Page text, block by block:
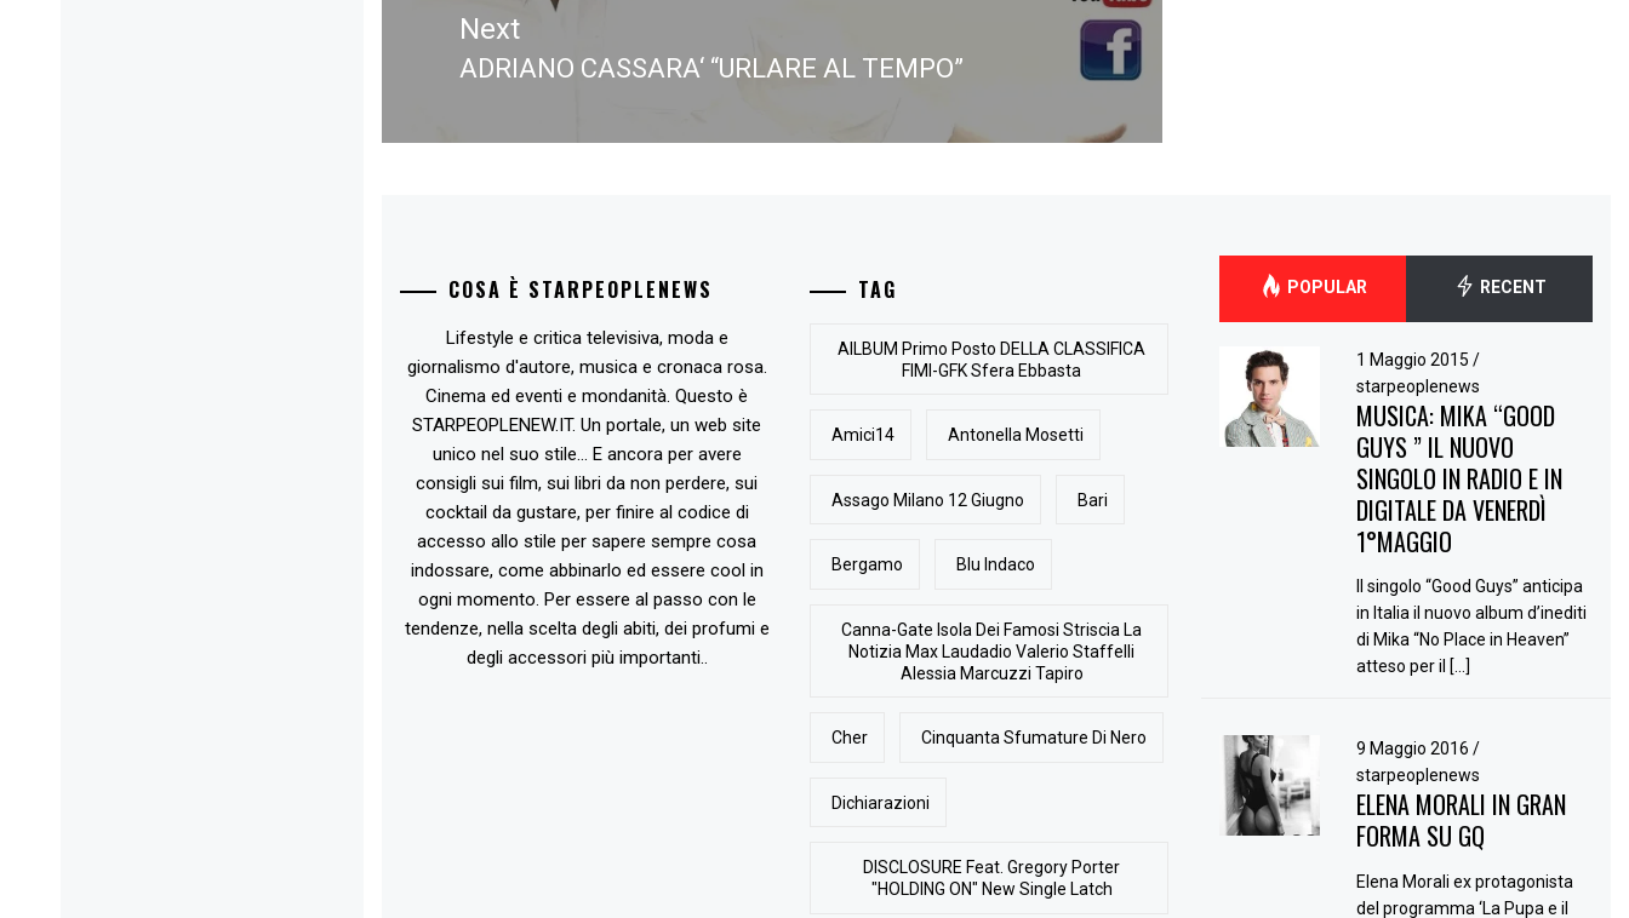
Next
Next
ADRIANO CASSARA‘ “URLARE AL TEMPO”
COSA È STARPEOPLENEWS
Lifestyle e critica televisiva, moda e
giornalismo d'autore, musica e cronaca rosa.
Cinema ed eventi e mondanità. Questo è
STARPEOPLENEW.IT. Un portale, un web site
unico nel suo stile... E ancora per avere
consigli sui film, sui libri da non perdere, sui
cocktail da gustare, per finire al codice di
accesso allo stile per sapere sempre cosa
indossare, come abbinarlo ed essere cool in
ogni momento. Per essere al passo con le
tendenze, nella scelta degli abiti, dei profumi e
degli accessori più importanti..
TAG
AlLBUM Primo Posto DELLA CLASSIFICA
FIMI-GFK Sfera Ebbasta
Amici14 Antonella Mosetti
Assago Milano 12 Giugno Bari
Bergamo Blu Indaco
Canna-Gate Isola Dei Famosi Striscia La
Notizia Max Laudadio Valerio Staffelli
Alessia Marcuzzi Tapiro
Cher Cinquanta Sfumature Di Nero
Dichiarazioni
DISCLOSURE Feat. Gregory Porter
"HOLDING ON" New Single Latch
POPULAR RECENT
1 Maggio 2015 /
starpeoplenews
MUSICA: MIKA “GOOD
GUYS ” IL NUOVO
SINGOLO IN RADIO E IN
DIGITALE DA VENERDÌ
1°MAGGIO
Il singolo “Good Guys” anticipa
in Italia il nuovo album d’inediti
di Mika “No Place in Heaven”
atteso per il […]
9 Maggio 2016 /
starpeoplenews
ELENA MORALI IN GRAN
FORMA SU GQ
Elena Morali ex protagonista
del programma ‘La Pupa e il